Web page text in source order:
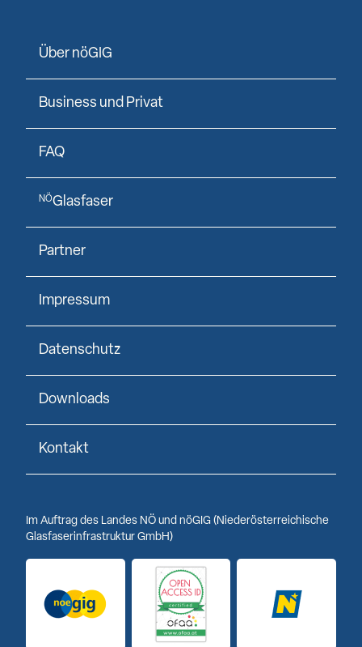
Über nöGIG
Business und Privat
FAQ
NÖGlasfaser
Partner
Impressum
Datenschutz
Downloads
Kontakt
Im Auftrag des Landes NÖ und nöGIG (Niederösterreichische
Glasfaserinfrastruktur GmbH)
Logo noeGIG Logo Open Access IDLogo